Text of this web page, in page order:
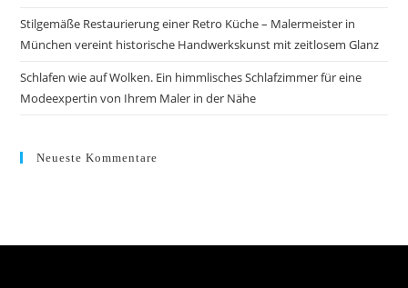
Stilgemäße Restaurierung einer Retro Küche – Malermeister in
München vereint historische Handwerkskunst mit zeitlosem Glanz
Schlafen wie auf Wolken. Ein himmlisches Schlafzimmer für eine
Modeexpertin von Ihrem Maler in der Nähe
Neueste Kommentare